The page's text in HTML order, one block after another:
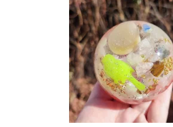
Dostupnost:
Vyprodáno
9251